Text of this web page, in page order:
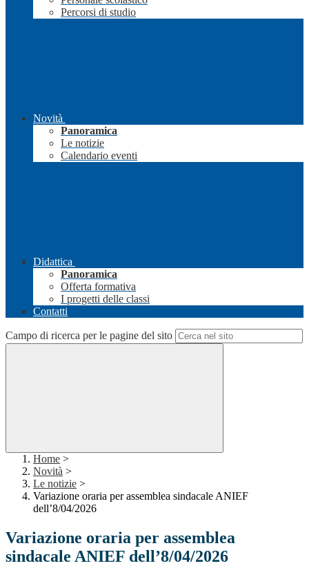
Percorsi di studio
Novità
Panoramica
Le notizie
Calendario eventi
Didattica
Panoramica
Offerta formativa
I progetti delle classi
Contatti
Campo di ricerca per le pagine del sito
Home >
Novità >
Le notizie >
Variazione oraria per assemblea sindacale ANIEF
dell’8/04/2026
Variazione oraria per assemblea
sindacale ANIEF dell’8/04/2026